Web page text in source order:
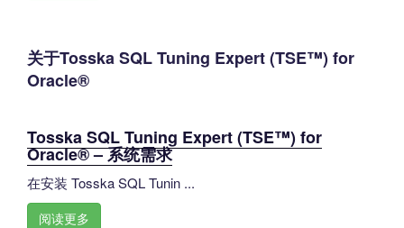
关于Tosska SQL Tuning Expert (TSE™) for
Oracle®
Tosska SQL Tuning Expert (TSE™) for
Oracle® – 系统需求
在安装 Tosska SQL Tunin ...
阅读更多